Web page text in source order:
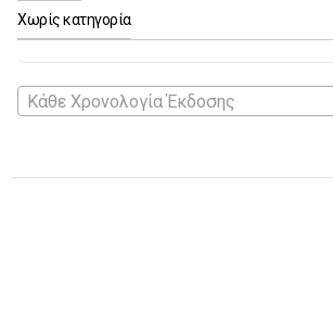
Χωρίς κατηγορία
Κάθε Χρονολογία Έκδοσης